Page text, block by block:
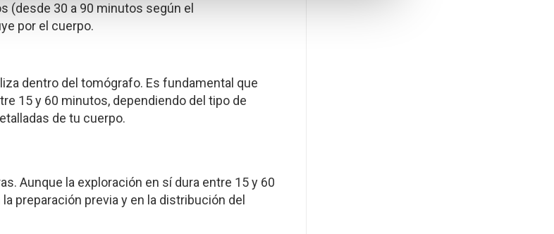
(desde 30 a 90 minutos según el
por el cuerpo.
dentro del tomógrafo. Es fundamental que
15 y 60 minutos, dependiendo del tipo de
de tu cuerpo.
Aunque la exploración en sí dura entre 15 y 60
preparación previa y en la distribución del